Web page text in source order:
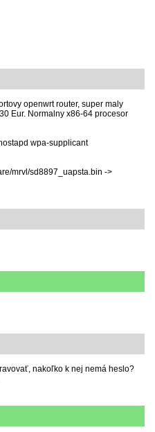
openwrt router, super maly
Eur. Normalny x86-64 procesor
wpa-supplicant
mrvl/sd8897_uapsta.bin ->
nakoľko k nej nemá heslo?